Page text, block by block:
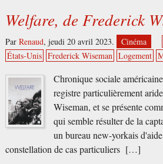
Welfare, de Frederick
Par Renaud, jeudi 20 avril 2023. Cinéma
États-Unis Frederick Wiseman Logement
Chronique sociale
registre particulièrement
Wiseman, et se présente
qui semble résulter de la
un bureau new-yorkais
constellation de cas particuliers […]